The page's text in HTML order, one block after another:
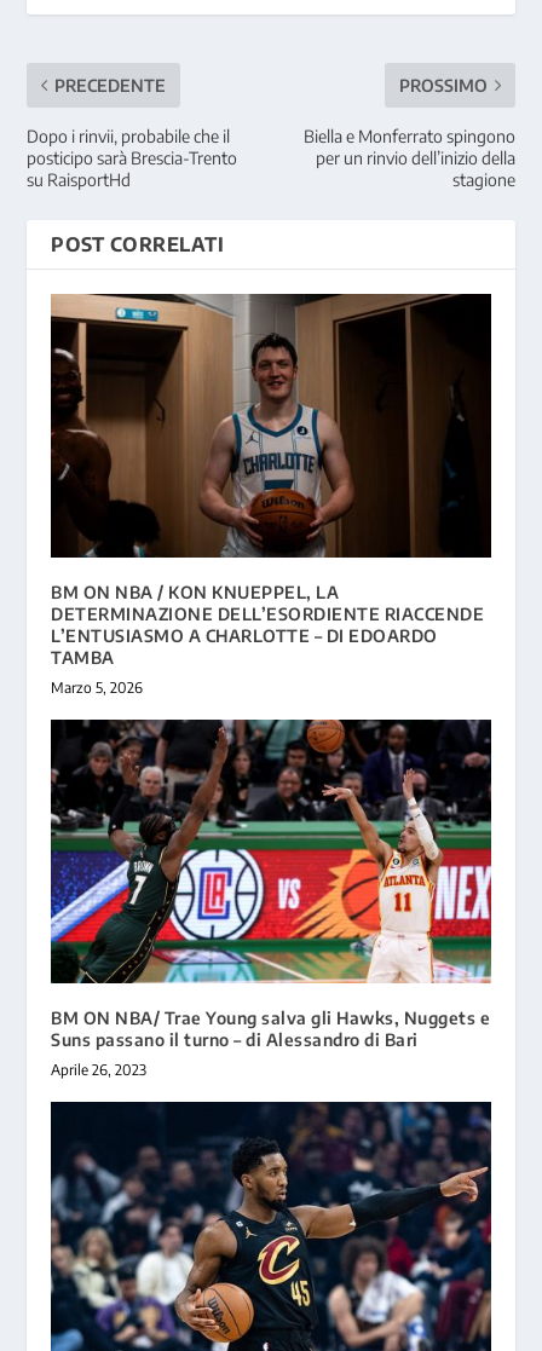
PRECEDENTE
Dopo i rinvii, probabile che il
posticipo sarà Brescia-Trento
su RaisportHd
PROSSIMO
Biella e Monferrato spingono
per un rinvio dell’inizio della
stagione
POST CORRELATI
BM ON NBA / KON KNUEPPEL, LA
DETERMINAZIONE DELL’ESORDIENTE RIACCENDE
L’ENTUSIASMO A CHARLOTTE – DI EDOARDO
TAMBA
Marzo 5, 2026
BM ON NBA/ Trae Young salva gli Hawks, Nuggets e
Suns passano il turno – di Alessandro di Bari
Aprile 26, 2023